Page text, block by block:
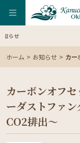
【重要】
ホーム お知らせ カーボン
カーボンオフ
ーダストファ
CO2排出～